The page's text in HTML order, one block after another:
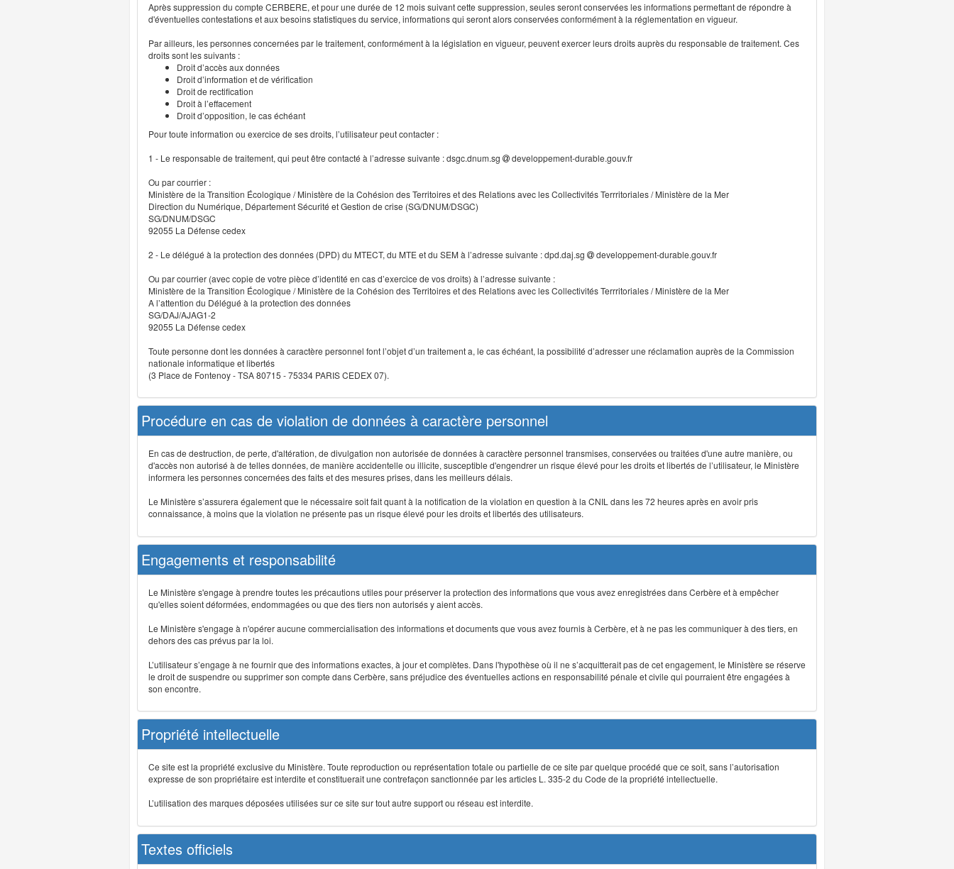
Après suppression du compte CERBERE, et pour une durée de 12 mois suivant cette suppression, seules seront conservées les informations permettant de répondre à
d'éventuelles contestations et aux besoins statistiques du service, informations qui seront alors conservées conformément à la réglementation en vigueur.
Par ailleurs, les personnes concernées par le traitement, conformément à la législation en vigueur, peuvent exercer leurs droits auprès du responsable de traitement. Ces
droits sont les suivants :
Droit d’accès aux données
Droit d’information et de vérification
Droit de rectification
Droit à l’effacement
Droit d’opposition, le cas échéant
Pour toute information ou exercice de ses droits, l’utilisateur peut contacter :
1 - Le responsable de traitement, qui peut être contacté à l’adresse suivante : dsgc.dnum.sg
developpement-durable.gouv.fr
Ou par courrier :
Ministère de la Transition Écologique / Ministère de la Cohésion des Territoires et des Relations avec les Collectivités Terrritoriales / Ministère de la Mer
Direction du Numérique, Département Sécurité et Gestion de crise (SG/DNUM/DSGC)
SG/DNUM/DSGC
92055 La Défense cedex
2 - Le délégué à la protection des données (DPD) du MTECT, du MTE et du SEM à l’adresse suivante : dpd.daj.sg
developpement-durable.gouv.fr
Ou par courrier (avec copie de votre pièce d’identité en cas d’exercice de vos droits) à l’adresse suivante :
Ministère de la Transition Écologique / Ministère de la Cohésion des Territoires et des Relations avec les Collectivités Terrritoriales / Ministère de la Mer
A l’attention du Délégué à la protection des données
SG/DAJ/AJAG1-2
92055 La Défense cedex
Toute personne dont les données à caractère personnel font l’objet d’un traitement a, le cas échéant, la possibilité d’adresser une réclamation auprès de la Commission
nationale informatique et libertés
(3 Place de Fontenoy - TSA 80715 - 75334 PARIS CEDEX 07).
Procédure en cas de violation de données à caractère personnel
En cas de destruction, de perte, d'altération, de divulgation non autorisée de données à caractère personnel transmises, conservées ou traitées d'une autre manière, ou
d'accès non autorisé à de telles données, de manière accidentelle ou illicite, susceptible d'engendrer un risque élevé pour les droits et libertés de l’utilisateur, le Ministère
informera les personnes concernées des faits et des mesures prises, dans les meilleurs délais.
Le Ministère s’assurera également que le nécessaire soit fait quant à la notification de la violation en question à la CNIL dans les 72 heures après en avoir pris
connaissance, à moins que la violation ne présente pas un risque élevé pour les droits et libertés des utilisateurs.
Engagements et responsabilité
Le Ministère s'engage à prendre toutes les précautions utiles pour préserver la protection des informations que vous avez enregistrées dans Cerbère et à empêcher
qu'elles soient déformées, endommagées ou que des tiers non autorisés y aient accès.
Le Ministère s'engage à n'opérer aucune commercialisation des informations et documents que vous avez fournis à Cerbère, et à ne pas les communiquer à des tiers, en
dehors des cas prévus par la loi.
L’utilisateur s’engage à ne fournir que des informations exactes, à jour et complètes. Dans l'hypothèse où il ne s’acquitterait pas de cet engagement, le Ministère se réserve
le droit de suspendre ou supprimer son compte dans Cerbère, sans préjudice des éventuelles actions en responsabilité pénale et civile qui pourraient être engagées à
son encontre.
Propriété intellectuelle
Ce site est la propriété exclusive du Ministère. Toute reproduction ou représentation totale ou partielle de ce site par quelque procédé que ce soit, sans l’autorisation
expresse de son propriétaire est interdite et constituerait une contrefaçon sanctionnée par les articles L. 335-2 du Code de la propriété intellectuelle.
L’utilisation des marques déposées utilisées sur ce site sur tout autre support ou réseau est interdite.
Textes officiels